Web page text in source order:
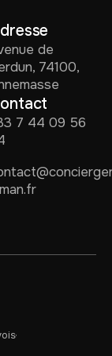
de
74100,
7 44 09 56